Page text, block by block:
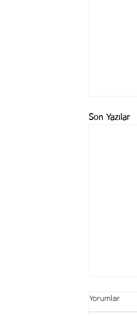
Son Yazılar
Yorumlar